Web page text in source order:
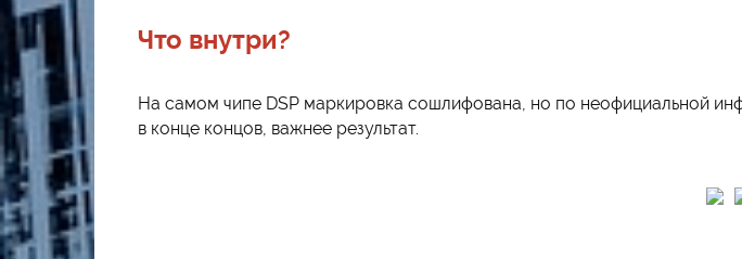
Что внутри?
На самом чипе DSP маркировка сошлифована, но по неофициальной
в конце концов, важнее результат.